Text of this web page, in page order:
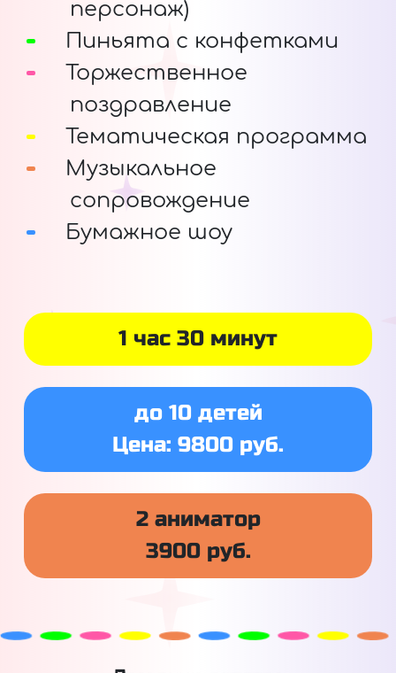
персонаж)
Пиньята с конфетками
Торжественное
поздравление
Тематическая программа
Музыкальное
сопровождение
Бумажное шоу
1 час 30 минут
до 10 детей
Цена: 9800 руб.
2 аниматор
3900 руб.